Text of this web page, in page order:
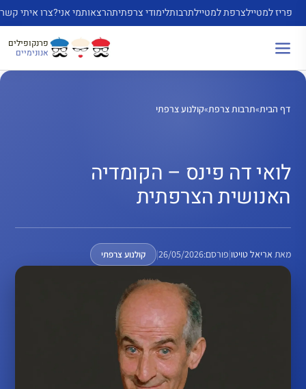
לדלג
לתוכן
פריז למטיילצרפת למטיילתרבותלימודי צרפתיתהרצאותמי אני?צרו איתי קשר
פרנקופילים
אנונימיים
דף הבית»תרבות צרפת»קולנוע צרפתי
לואי דה פינס – הקומדיה
האנושית הצרפתית
מאת אריאל טויטו|פורסם:26/05/2026
| קולנוע צרפתי